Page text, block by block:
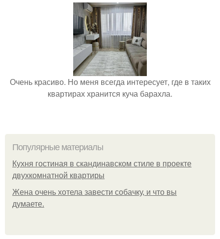
Очень красиво. Но меня всегда интересует, где в таких
квартирах хранится куча барахла.
Популярные материалы
Кухня гостиная в скандинавском стиле в проекте
двухкомнатной квартиры
Жена очень хотела завести собачку, и что вы
думаете.